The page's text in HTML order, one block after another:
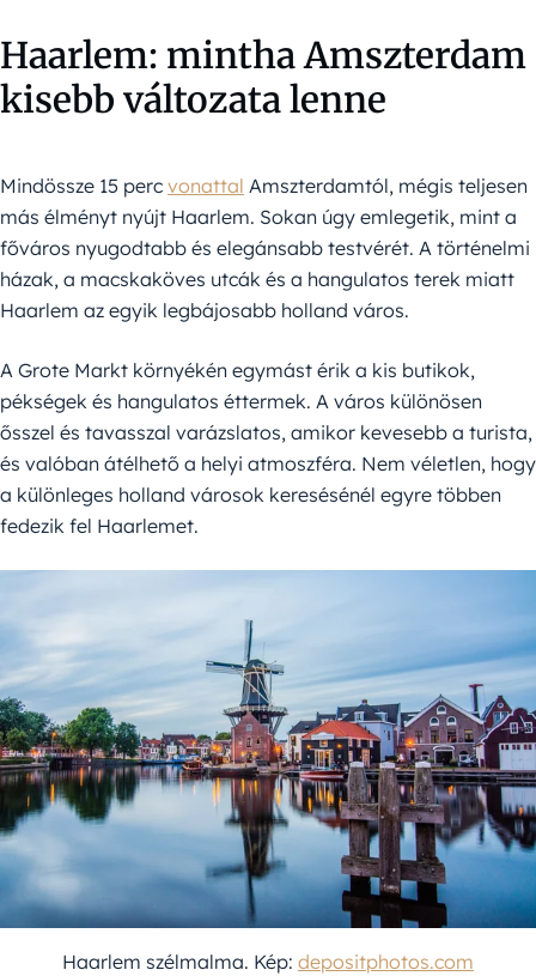
Haarlem: mintha Amszterdam
kisebb változata lenne
Mindössze 15 perc vonattal Amszterdamtól, mégis teljesen
más élményt nyújt Haarlem. Sokan úgy emlegetik, mint a
főváros nyugodtabb és elegánsabb testvérét. A történelmi
házak, a macskaköves utcák és a hangulatos terek miatt
Haarlem az egyik legbájosabb holland város.
A Grote Markt környékén egymást érik a kis butikok,
pékségek és hangulatos éttermek. A város különösen
ősszel és tavasszal varázslatos, amikor kevesebb a turista,
és valóban átélhető a helyi atmoszféra. Nem véletlen, hogy
a különleges holland városok keresésénél egyre többen
fedezik fel Haarlemet.
Haarlem szélmalma. Kép: depositphotos.com